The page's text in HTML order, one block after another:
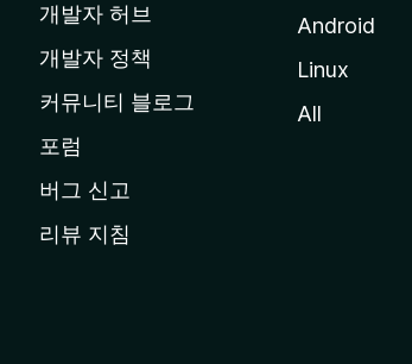
개발자 허브
개발자 정책
커뮤니티 블로그
포럼
버그 신고
리뷰 지침
Android
Linux
All